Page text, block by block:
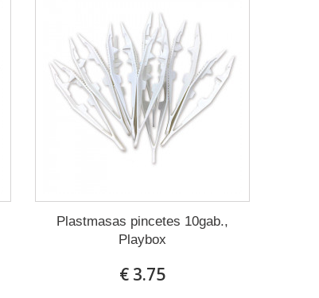
Plastmasas pincetes 10gab.,
Playbox
€ 3.75